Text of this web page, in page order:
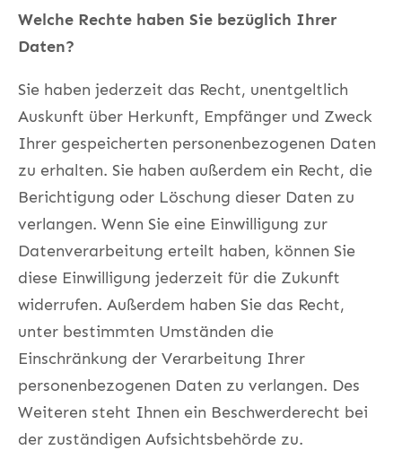
Welche Rechte haben Sie bezüglich Ihrer
Daten?
Sie haben jederzeit das Recht, unentgeltlich
Auskunft über Herkunft, Empfänger und Zweck
Ihrer gespeicherten personenbezogenen Daten
zu erhalten. Sie haben außerdem ein Recht, die
Berichtigung oder Löschung dieser Daten zu
verlangen. Wenn Sie eine Einwilligung zur
Datenverarbeitung erteilt haben, können Sie
diese Einwilligung jederzeit für die Zukunft
widerrufen. Außerdem haben Sie das Recht,
unter bestimmten Umständen die
Einschränkung der Verarbeitung Ihrer
personenbezogenen Daten zu verlangen. Des
Weiteren steht Ihnen ein Beschwerderecht bei
der zuständigen Aufsichtsbehörde zu.